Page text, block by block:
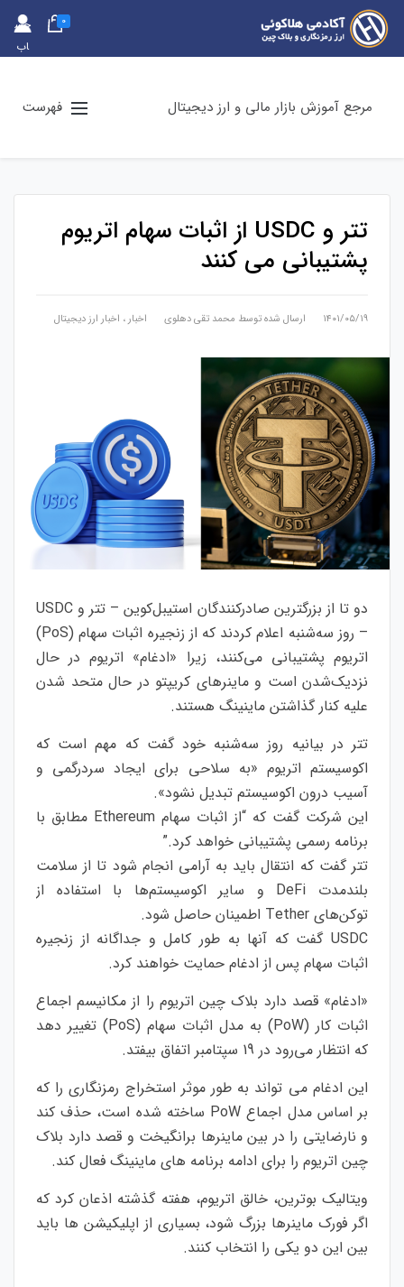
حس
اب
0
مرجع آموزش بازار مالی و ارز دیجیتال فهرست
تتر و USDC از اثبات سهام اتریوم
پشتیبانی می کنند
۱۴۰۱/۰۵/۱۹ ارسال شده توسط محمد تقی دهلوی اخبار ، اخبار ارز دیجیتال
دو تا از بزرگترین صادرکنندگان استیبل‌کوین – تتر و USDC
– روز سه‌شنبه اعلام کردند که از زنجیره اثبات سهام (PoS)
اتریوم پشتیبانی می‌کنند، زیرا «ادغام» اتریوم در حال
نزدیک‌شدن است و ماینرهای کریپتو در حال متحد شدن
علیه کنار گذاشتن ماینینگ هستند.
تتر در بیانیه روز سه‌شنبه خود گفت که مهم است که
اکوسیستم اتریوم «به سلاحی برای ایجاد سردرگمی و
آسیب درون اکوسیستم تبدیل نشود».
این شرکت گفت که “از اثبات سهام Ethereum مطابق با
برنامه رسمی پشتیبانی خواهد کرد.”
تتر گفت که انتقال باید به آرامی انجام شود تا از سلامت
بلندمدت DeFi و سایر اکوسیستم‌ها با استفاده از
توکن‌های Tether اطمینان حاصل شود.
USDC گفت که آنها به طور کامل و جداگانه از زنجیره
اثبات سهام پس از ادغام حمایت خواهند کرد.
«ادغام» قصد دارد بلاک چین اتریوم را از مکانیسم اجماع
اثبات کار (PoW) به مدل اثبات سهام (PoS) تغییر دهد
که انتظار می‌رود در 19 سپتامبر اتفاق بیفتد.
این ادغام می تواند به طور موثر استخراج رمزنگاری را که
بر اساس مدل اجماع PoW ساخته شده است، حذف کند
و نارضایتی را در بین ماینرها برانگیخت و قصد دارد بلاک
چین اتریوم را برای ادامه برنامه های ماینینگ فعال کند.
ویتالیک بوترین، خالق اتریوم، هفته گذشته اذعان کرد که
اگر فورک ماینرها بزرگ شود، بسیاری از اپلیکیشن ها باید
بین این دو یکی را انتخاب کنند.